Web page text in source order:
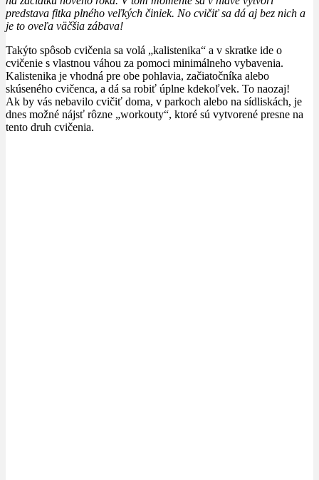
predstava fitka plného veľkých činiek. No cvičiť sa dá aj bez nich a
je to oveľa väčšia zábava!
Takýto spôsob cvičenia sa volá „kalistenika“ a v skratke ide o
cvičenie s vlastnou váhou za pomoci minimálneho vybavenia.
Kalistenika je vhodná pre obe pohlavia, začiatočníka alebo
skúseného cvičenca, a dá sa robiť úplne kdekoľvek. To naozaj!
Ak by vás nebavilo cvičiť doma, v parkoch alebo na sídliskách, je
dnes možné nájsť rôzne „workouty“, ktoré sú vytvorené presne na
tento druh cvičenia.